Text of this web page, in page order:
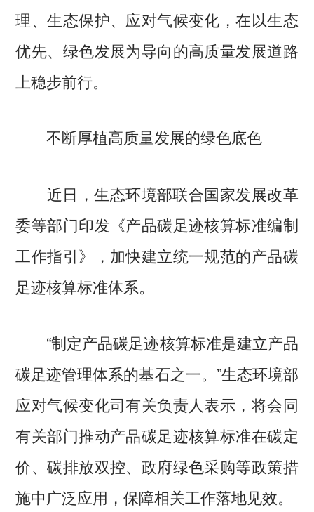
理、生态保护、应对气候变化，在以生态
优先、绿色发展为导向的高质量发展道路
上稳步前行。
不断厚植高质量发展的绿色底色
近日，生态环境部联合国家发展改革
委等部门印发《产品碳足迹核算标准编制
工作指引》，加快建立统一规范的产品碳
足迹核算标准体系。
“制定产品碳足迹核算标准是建立产品
碳足迹管理体系的基石之一。”生态环境部
应对气候变化司有关负责人表示，将会同
有关部门推动产品碳足迹核算标准在碳定
价、碳排放双控、政府绿色采购等政策措
施中广泛应用，保障相关工作落地见效。